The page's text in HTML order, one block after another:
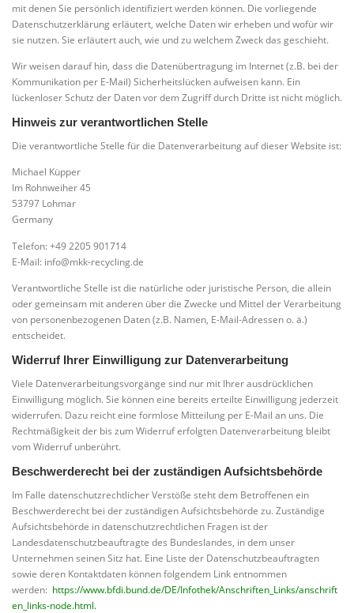
mit denen Sie persönlich identifiziert werden können. Die vorliegende
Datenschutzerklärung erläutert, welche Daten wir erheben und wofür wir
sie nutzen. Sie erläutert auch, wie und zu welchem Zweck das geschieht.
Wir weisen darauf hin, dass die Datenübertragung im Internet (z.B. bei der
Kommunikation per E-Mail) Sicherheitslücken aufweisen kann. Ein
lückenloser Schutz der Daten vor dem Zugriff durch Dritte ist nicht möglich.
Hinweis zur verantwortlichen Stelle
Die verantwortliche Stelle für die Datenverarbeitung auf dieser Website ist:
Michael Küpper
Im Rohnweiher 45
53797 Lohmar
Germany
Telefon: +49 2205 901714
E-Mail: info@mkk-recycling.de
Verantwortliche Stelle ist die natürliche oder juristische Person, die allein
oder gemeinsam mit anderen über die Zwecke und Mittel der Verarbeitung
von personenbezogenen Daten (z.B. Namen, E-Mail-Adressen o. ä.)
entscheidet.
Widerruf Ihrer Einwilligung zur Datenverarbeitung
Viele Datenverarbeitungsvorgänge sind nur mit Ihrer ausdrücklichen
Einwilligung möglich. Sie können eine bereits erteilte Einwilligung jederzeit
widerrufen. Dazu reicht eine formlose Mitteilung per E-Mail an uns. Die
Rechtmäßigkeit der bis zum Widerruf erfolgten Datenverarbeitung bleibt
vom Widerruf unberührt.
Beschwerderecht bei der zuständigen Aufsichtsbehörde
Im Falle datenschutzrechtlicher Verstöße steht dem Betroffenen ein
Beschwerderecht bei der zuständigen Aufsichtsbehörde zu. Zuständige
Aufsichtsbehörde in datenschutzrechtlichen Fragen ist der
Landesdatenschutzbeauftragte des Bundeslandes, in dem unser
Unternehmen seinen Sitz hat. Eine Liste der Datenschutzbeauftragten
sowie deren Kontaktdaten können folgendem Link entnommen
werden: https://www.bfdi.bund.de/DE/Infothek/Anschriften_Links/anschrift
en_links-node.html.